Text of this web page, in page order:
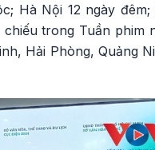
Hà Nội 12 ngày
trong Tuần phim
Hải Phòng, Quảng